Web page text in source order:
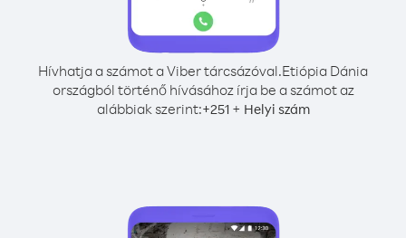
Hívhatja a számot a Viber tárcsázóval.Etiópia Dánia
országból történő hívásához írja be a számot az
alábbiak szerint:+251+ Helyi szám